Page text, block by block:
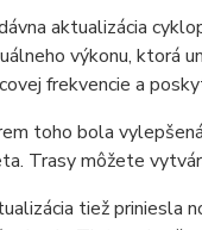
aktualizácia
výkonu, ktorá
frekvencie a
toho bola
Trasy môžete
tiež priniesla